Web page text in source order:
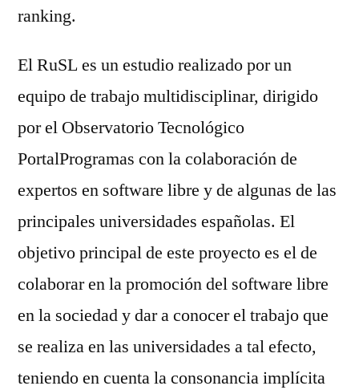
ranking.
El RuSL es un estudio realizado por un
equipo de trabajo multidisciplinar, dirigido
por el Observatorio Tecnológico
PortalProgramas con la colaboración de
expertos en software libre y de algunas de las
principales universidades españolas. El
objetivo principal de este proyecto es el de
colaborar en la promoción del software libre
en la sociedad y dar a conocer el trabajo que
se realiza en las universidades a tal efecto,
teniendo en cuenta la consonancia implícita